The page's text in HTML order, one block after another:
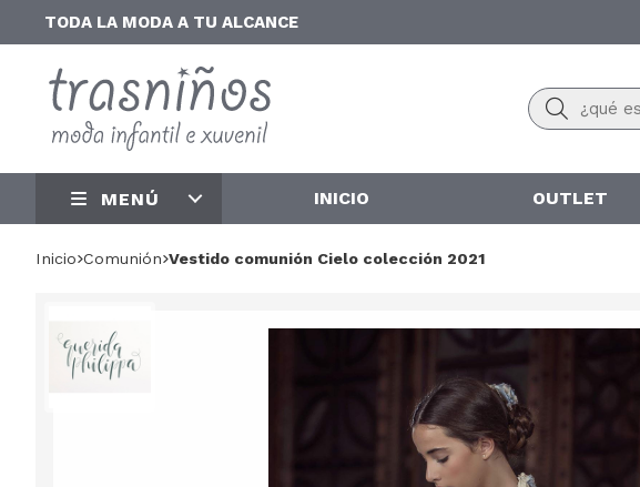
TODA LA MODA A TU ALCANCE
Buscar
MENÚ INICIO OUTLET
Inicio comunión Vestido comunión Cielo colección 2021